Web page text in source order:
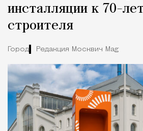
инсталляции к 70-
строителя
Город Редакция Москвич Mag